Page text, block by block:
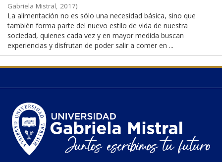
Gabriela Mistral, 2017)
La alimentación no es sólo una necesidad básica, sino que
también forma parte del nuevo estilo de vida de nuestra
sociedad, quienes cada vez y en mayor medida buscan
experiencias y disfrutan de poder salir a comer en ...